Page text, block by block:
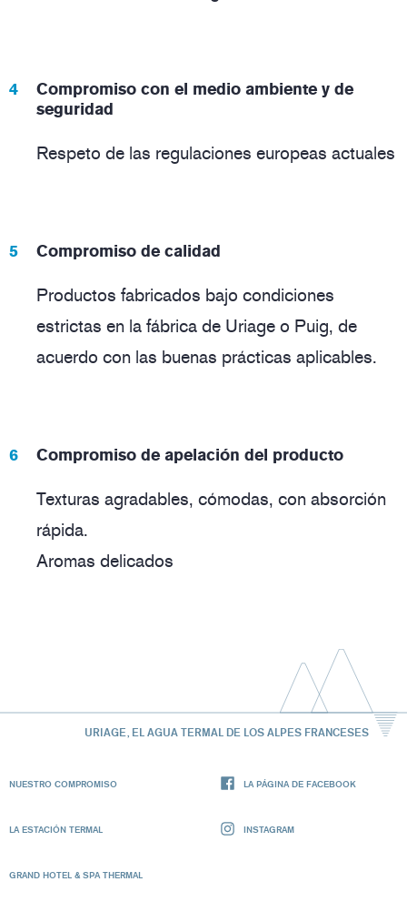
Compromiso con el medio ambiente y de
seguridad
Respeto de las regulaciones europeas actuales
Compromiso de calidad
Productos fabricados bajo condiciones
estrictas en la fábrica de Uriage o Puig, de
acuerdo con las buenas prácticas aplicables.
Compromiso de apelación del producto
Texturas agradables, cómodas, con absorción
rápida.
Aromas delicados
URIAGE, EL AGUA TERMAL DE LOS ALPES FRANCESES
NUESTRO COMPROMISO
LA ESTACIÓN TERMAL
GRAND HOTEL & SPA THERMAL
LA PÁGINA DE FACEBOOK
INSTAGRAM